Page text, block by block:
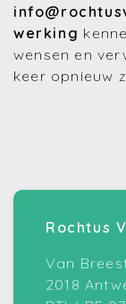
werking
wensen en
keer opnieuw
Rochtus
Van
2018